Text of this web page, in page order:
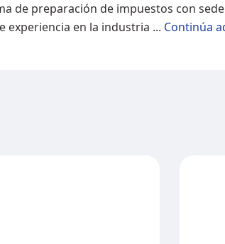
de preparación de impuestos con
experiencia en la industria ... Continúa